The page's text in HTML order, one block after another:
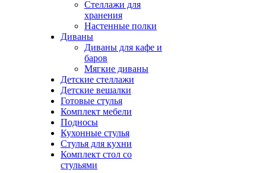
Стеллажи для
хранения
Настенные полки
Диваны
Диваны для кафе и
баров
Мягкие диваны
Детские стеллажи
Детские вешалки
Готовые стулья
Комплект мебели
Подносы
Кухонные стулья
Стулья для кухни
Комплект стол со
стульями